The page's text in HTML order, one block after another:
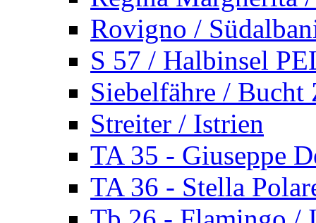
Rovigno /
S 57 / Halbinsel
Siebelfähre / Bucht
Streiter / Istrien
TA 35 - Giuseppe
TA 36 - Stella